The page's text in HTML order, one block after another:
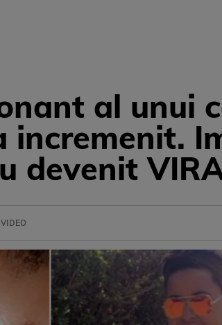
al unui
incremenit.
devenit
VIDEO